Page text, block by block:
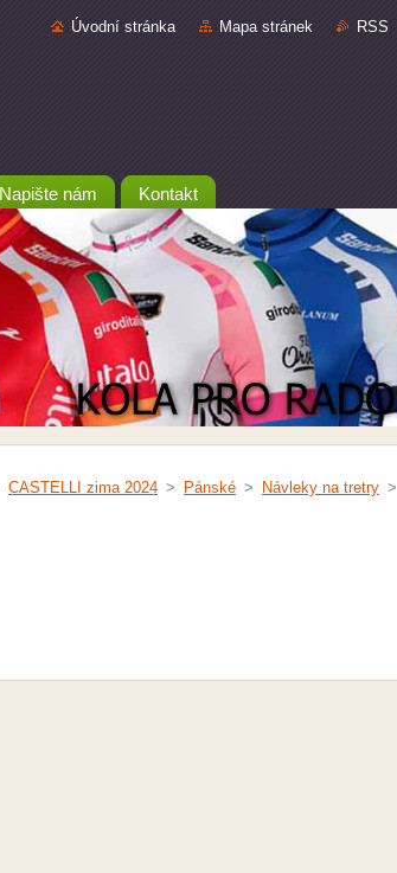
Úvodní stránka Mapa stránek RSS
Napište nám Kontakt
CASTELLI zima 2024 > Pánské > Návleky na tretry >